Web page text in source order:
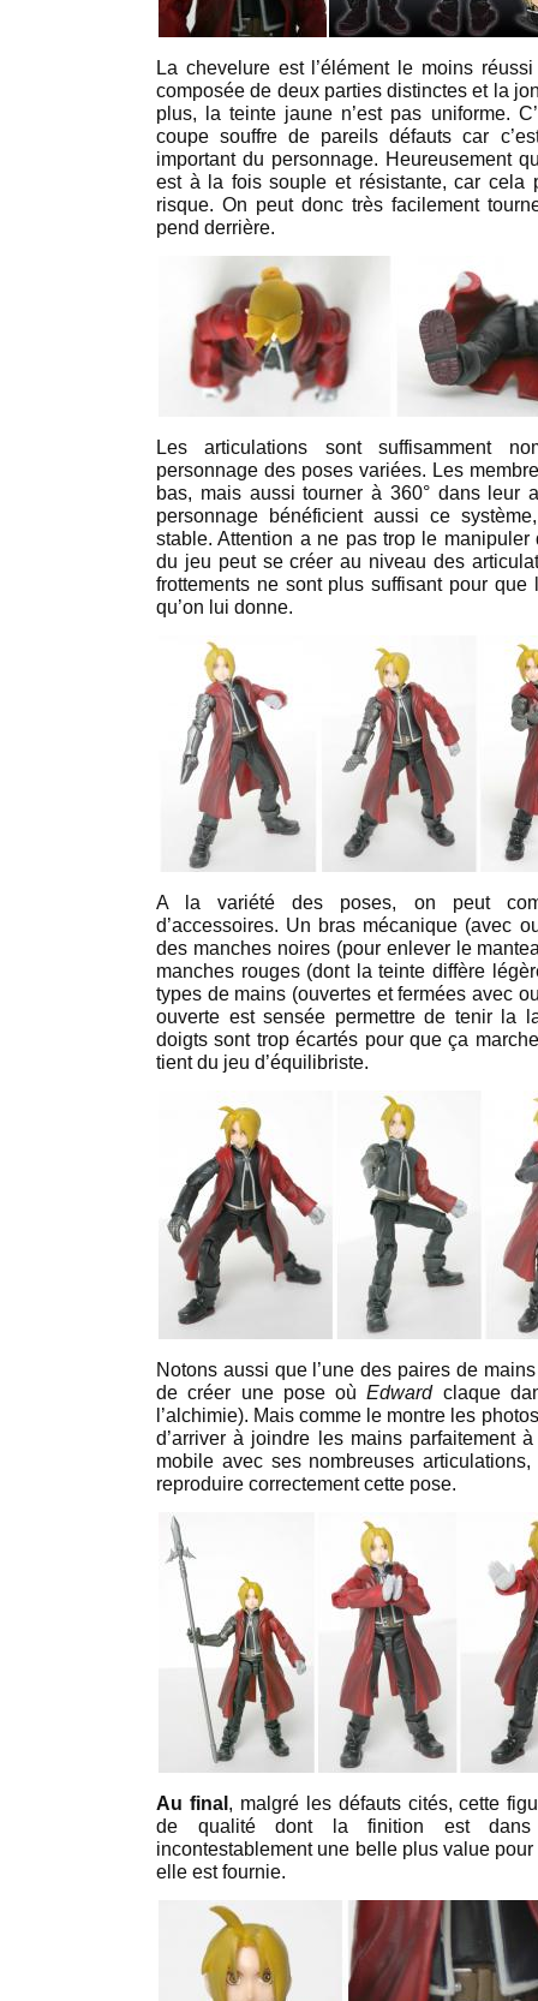
La chevelure est l’élément le moins
composée de deux parties distinctes et la
plus, la teinte jaune n’est pas uniforme.
coupe souffre de pareils défauts car
important du personnage. Heureusement
est à la fois souple et résistante, car cela
risque. On peut donc très facilement
pend derrière.
Les articulations sont suffisamment
personnage des poses variées. Les
bas, mais aussi tourner à 360° dans leur
personnage bénéficient aussi ce
stable. Attention a ne pas trop le
du jeu peut se créer au niveau des
frottements ne sont plus suffisant pour
qu’on lui donne.
A la variété des poses, on peut
d’accessoires. Un bras mécanique (avec
des manches noires (pour enlever le
manches rouges (dont la teinte diffère
types de mains (ouvertes et fermées avec
ouverte est sensée permettre de tenir la
doigts sont trop écartés pour que ça
tient du jeu d’équilibriste.
Notons aussi que l’une des paires de
de créer une pose oùEdwardclaque
l’alchimie). Mais comme le montre les
d’arriver à joindre les mains parfaitement
mobile avec ses nombreuses
reproduire correctement cette pose.
Au final , malgré les défauts cités, cette
de qualité dont la finition est dans
incontestablement une belle plus value
elle est fournie.